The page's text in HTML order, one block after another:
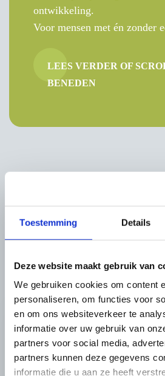
Toestemming Details
Deze website maakt gebruik van
We gebruiken cookies om content
personaliseren, om functies voor
en om ons websiteverkeer te
informatie over uw gebruik van
partners voor social media,
partners kunnen deze gegevens
informatie die u aan ze heeft
ontwikkeling.
Voor mensen met én zonder
LEES VERDER OF
BENEDEN
AANBOD
Coaching &